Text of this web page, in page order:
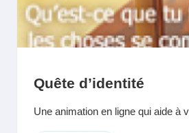
Quête d’identité
Une animation en ligne qui aide à